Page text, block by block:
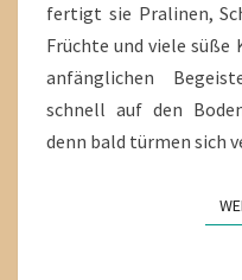
fertigt sie Pralinen,
Früchte und viele
anfänglichen
schnell auf den
denn bald türmen sich